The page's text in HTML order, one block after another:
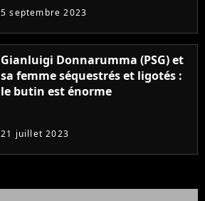
5 septembre 2023
Gianluigi Donnarumma (PSG) et
sa femme séquestrés et ligotés :
le butin est énorme
21 juillet 2023